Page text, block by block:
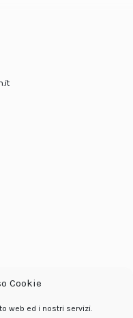
Cookie
web ed i nostri servizi.